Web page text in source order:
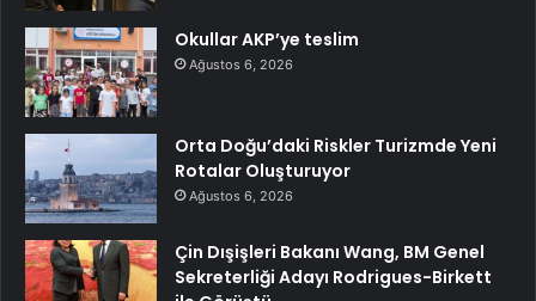
Okullar AKP’ye teslim
Ağustos 6, 2026
Orta Doğu’daki Riskler Turizmde Yeni
Rotalar Oluşturuyor
Ağustos 6, 2026
Çin Dışişleri Bakanı Wang, BM Genel
Sekreterliği Adayı Rodrigues-Birkett